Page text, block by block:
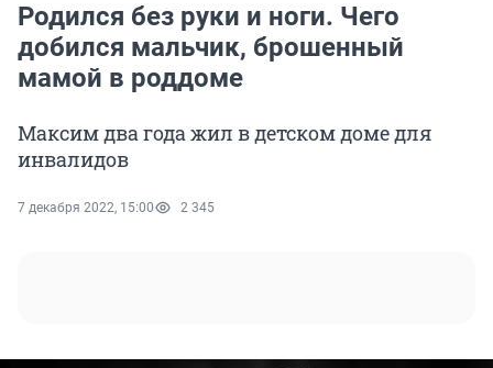
Родился без руки и ноги. Чего
добился мальчик, брошенный
мамой в роддоме
Максим два года жил в детском доме для
инвалидов
7 декабря 2022, 15:00 2 345